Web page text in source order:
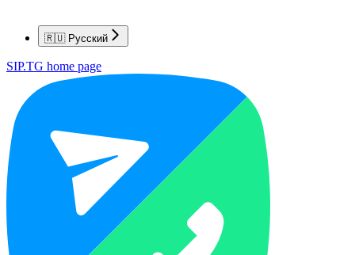
🇷🇺 Русский
SIP.TG home page